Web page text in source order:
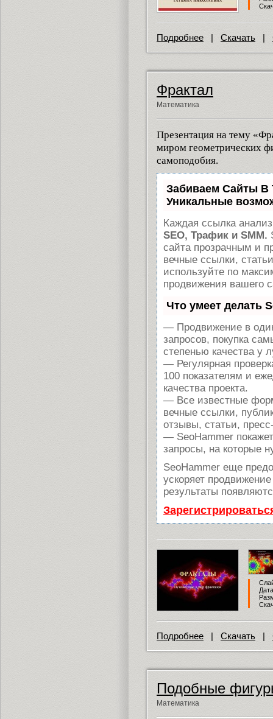
Подробнее | Скачать |
Фрактал
Математика
Презентация на тему
миром геометрических
самоподобия.
Забиваем Сайты
Уникальные
Каждая ссылка
SEO, Трафик и SMM.
сайта прозрачным и
вечные ссылки,
используйте по
продвижения вашего
Что умеет делать
— Продвижение в
запросов, покупка
степенью качества у
— Регулярная
100 показателям и
качества проекта.
— Все известные
вечные ссылки,
отзывы, статьи,
— SeoHammer
запросы, на которые
SeoHammer еще
ускоряет
результаты
Подробнее | Скачать |
Подобные
Математика